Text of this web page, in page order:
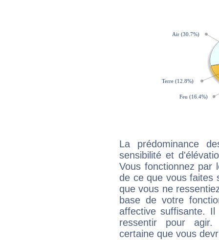
La prédominance
sensibilité et
Vous fonctionnez
de ce que vous faites
que vous ne
base de votre
affective suffisante.
ressentir pour agir.
certaine que vous